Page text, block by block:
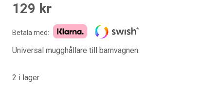
129 kr
Betala med:
Universal mugghållare till barnvagnen.
2 i lager